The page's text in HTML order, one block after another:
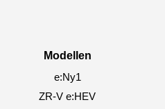
Modellen
e:Ny1
ZR-V e:HEV